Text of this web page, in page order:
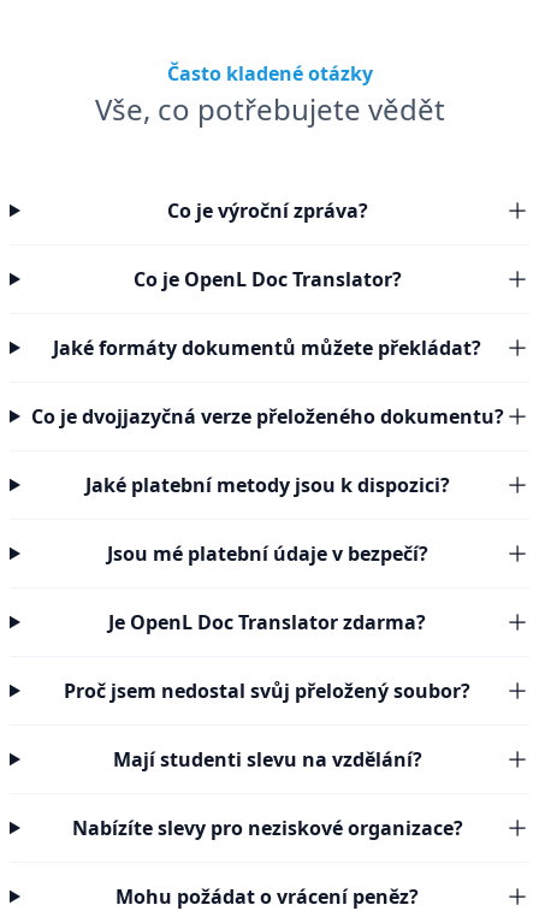
Často kladené otázky
Vše, co potřebujete vědět
Co je výroční zpráva?
Co je OpenL Doc Translator?
Jaké formáty dokumentů můžete překládat?
Co je dvojjazyčná verze přeloženého dokumentu?
Jaké platební metody jsou k dispozici?
Jsou mé platební údaje v bezpečí?
Je OpenL Doc Translator zdarma?
Proč jsem nedostal svůj přeložený soubor?
Mají studenti slevu na vzdělání?
Nabízíte slevy pro neziskové organizace?
Mohu požádat o vrácení peněz?